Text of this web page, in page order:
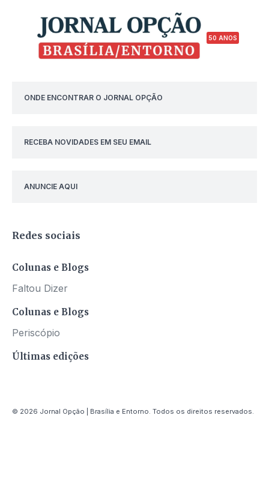
50 ANOS
ONDE ENCONTRAR O JORNAL OPÇÃO
RECEBA NOVIDADES EM SEU EMAIL
ANUNCIE AQUI
Redes sociais
Colunas e Blogs
Faltou Dizer
Colunas e Blogs
Periscópio
Últimas edições
© 2026 Jornal Opção | Brasília e Entorno. Todos os direitos reservados.